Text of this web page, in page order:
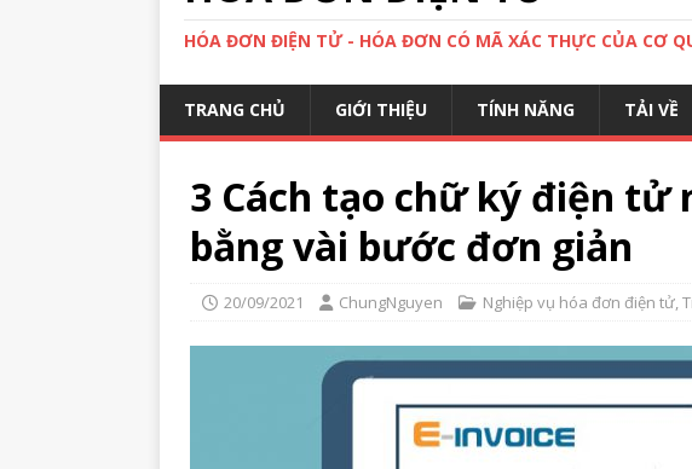
HÓA ĐƠN ĐIỆN TỬ - HÓA ĐƠN CÓ MÃ XÁC THỰC CỦA CƠ
TRANG CHỦ GIỚI THIỆU TÍNH NĂNG TẢI VỀ
3 Cách tạo chữ ký điện tử
bằng vài bước đơn giản
20/09/2021 ChungNguyen Nghiệp vụ hóa đơn điện tử,